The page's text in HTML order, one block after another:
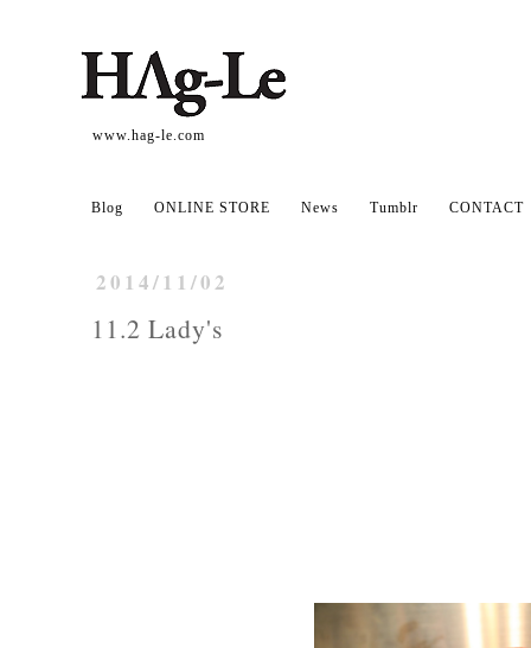
www.hag-le.com
Blog ONLINE STORE News Tumblr CONTACT
2014/11/02
11.2 Lady's